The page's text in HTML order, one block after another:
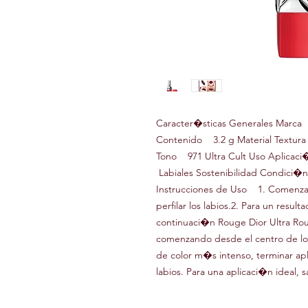
Caracter�sticas Generales
Contenido 3.2 g Material
Tono 971 Ultra Cult Uso
Labiales Sostenibilidad
Instrucciones de Uso 1.
perfilar los labios.2. Para un
continuaci�n Rouge Dior Ultra
comenzando desde el centro de
de color m�s intenso, terminar
labios. Para una aplicaci�n ideal,